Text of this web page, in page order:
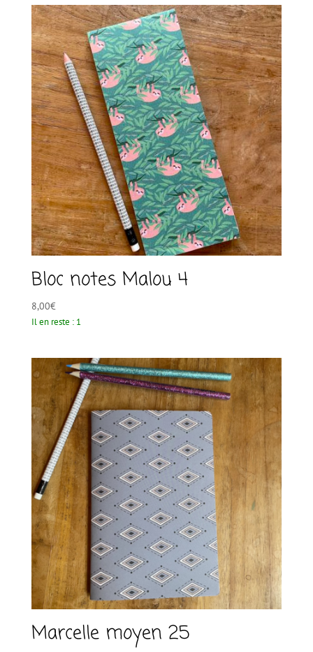
i
v
e
:
Bloc notes Malou 4
8,00€
Il en reste : 1
Marcelle moyen 25